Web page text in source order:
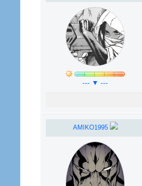
--- ▼ ---
AMIKO1995